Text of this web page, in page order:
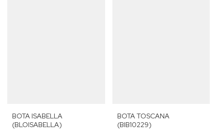
BOTA ISABELLA
(BLOISABELLA)
BOTA TOSCANA
(BIB10229)